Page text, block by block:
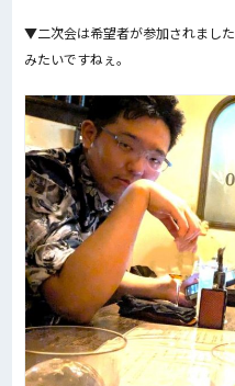
▼二次会は希望者が参加されました
みたいですねぇ。